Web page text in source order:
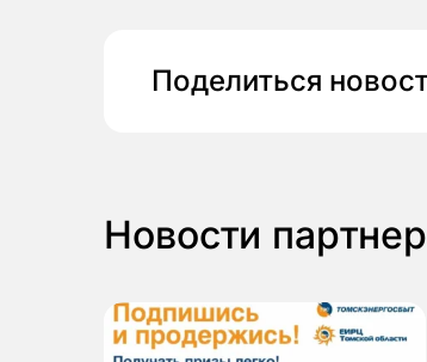
Поделиться
Новости